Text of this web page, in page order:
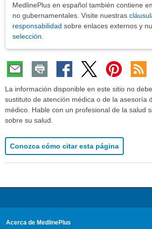
MedlinePlus en español también contiene
no gubernamentales. Visite nuestras
responsabilidad sobre enlaces externos y
selección
La información disponible en este sitio no
sustituto de atención médica o de la asesoría
médico. Hable con un profesional de la salud
sobre su salud.
Conozca cómo citar esta página
Acerca de MedlinePlus